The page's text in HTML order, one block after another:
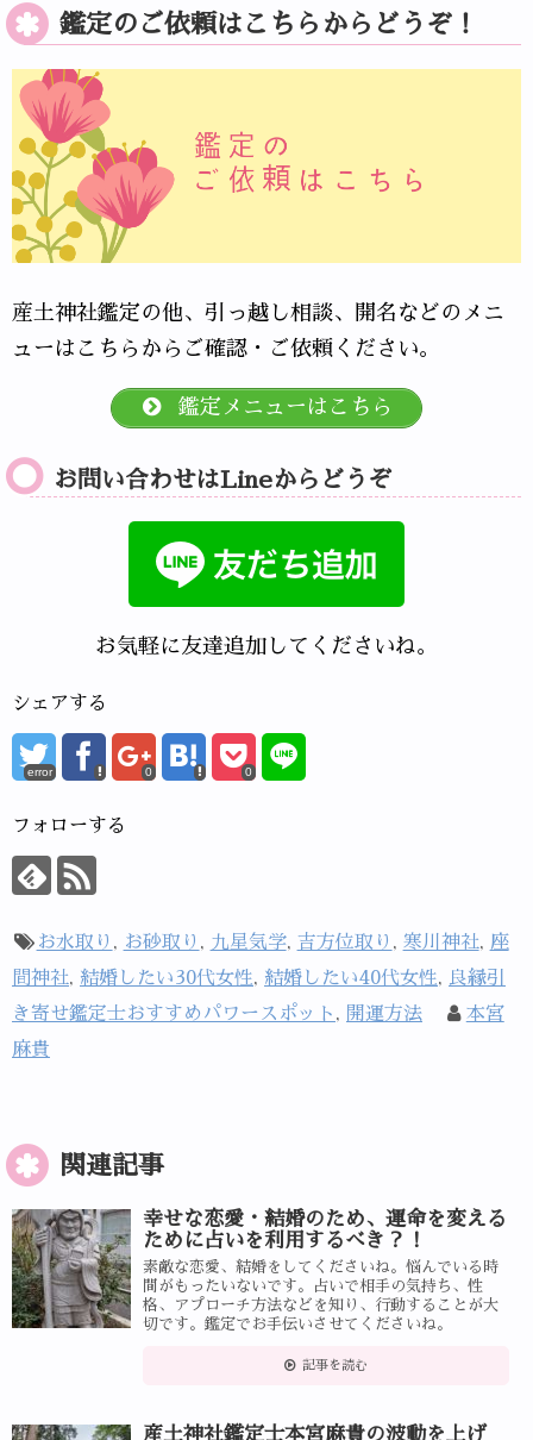
鑑定のご依頼はこちらからどうぞ！
産土神社鑑定の他、引っ越し相談、開名などのメニ
ューはこちらからご確認・ご依頼ください。
鑑定メニューはこちら
お問い合わせはLineからどうぞ
お気軽に友達追加してくださいね。
シェアする
error 0 0
フォローする
お水取り , お砂取り , 九星気学, 吉方位取り , 寒川神社, 座
間神社, 結婚したい30代女性, 結婚したい40代女性,
良縁引
き寄せ鑑定士おすすめパワースポット , 開運方法
本宮
麻貴
関連記事
幸せな恋愛・結婚のため、運命を変える
ために占いを利用するべき？！
素敵な恋愛、結婚をしてくださいね。悩んでいる時
間がもったいないです。占いで相手の気持ち、性
格、アプローチ方法などを知り、行動することが大
切です。鑑定でお手伝いさせてくださいね。
記事を読む
産土神社鑑定士本宮麻貴の波動を上げ